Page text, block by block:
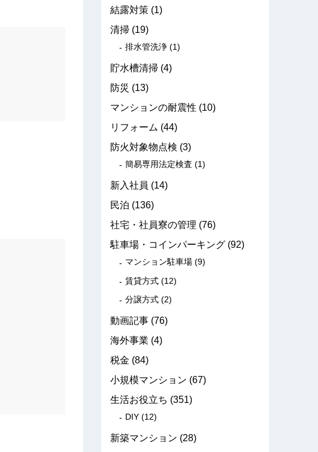
結露対策 (1)
清掃 (19)
排水管洗浄 (1)
貯水槽清掃 (4)
防災 (13)
マンションの耐震性 (10)
リフォーム (44)
防火対象物点検 (3)
簡易専用法定検査 (1)
新入社員 (14)
民泊 (136)
社宅・社員寮の管理 (76)
駐車場・コインパーキング (92)
マンション駐車場 (9)
賃貸方式 (12)
分譲方式 (2)
動画記事 (76)
海外事業 (4)
税金 (84)
小規模マンション (67)
生活お役立ち (351)
DIY (12)
新築マンション (28)